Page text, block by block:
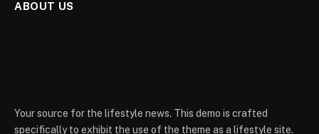
ABOUT US
Your source for the lifestyle news. This demo is crafted
specifically to exhibit the use of the theme as a lifestyle site.